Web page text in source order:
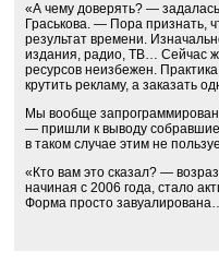
«А чему доверять? —
Граськова. — Пора признать,
результат времени.
издания, радио, ТВ… Сейчас
ресурсов неизбежен.
крутить рекламу, а заказать
Мы вообще
— пришли к выводу
в таком случае этим не
«Кто вам это сказал? —
начиная с 2006 года, стало
Форма просто